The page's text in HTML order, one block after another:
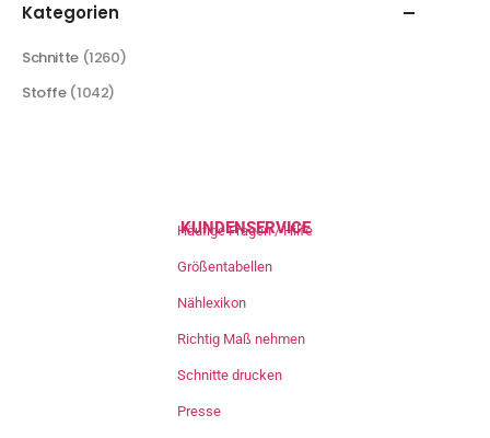
Kategorien
Schnitte (1260)
Stoffe (1042)
KUNDENSERVICE
Häufige Fragen / Hilfe
Größentabellen
Nählexikon
Richtig Maß nehmen
Schnitte drucken
Presse